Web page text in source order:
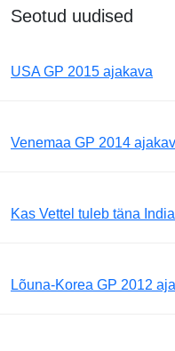
Seotud uudised
USA GP 2015 ajakava
Venemaa GP 2014
Kas Vettel tuleb täna
Lõuna-Korea GP 2012